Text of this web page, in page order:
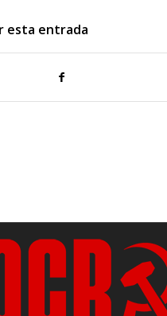
esta entrada